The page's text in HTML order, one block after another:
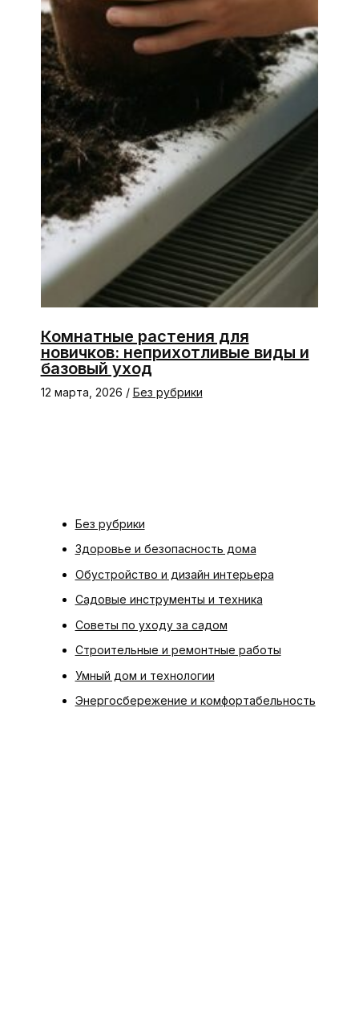
Комнатные растения для
новичков: неприхотливые виды и
базовый уход
12 марта, 2026 / Без рубрики
Без рубрики
Здоровье и безопасность дома
Обустройство и дизайн интерьера
Садовые инструменты и техника
Советы по уходу за садом
Строительные и ремонтные работы
Умный дом и технологии
Энергосбережение и комфортабельность